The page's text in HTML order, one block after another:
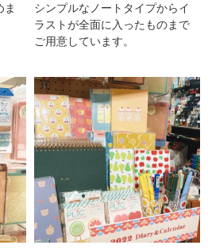
ま
シンプルなノートタイプからイ
ラストが全面に入ったものまで
ご用意しています。